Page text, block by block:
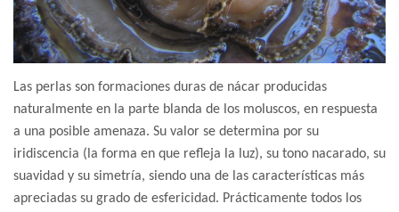
Las perlas son formaciones duras de nácar producidas
naturalmente en la parte blanda de los moluscos, en respuesta
a una posible amenaza. Su valor se determina por su
iridiscencia (la forma en que refleja la luz), su tono nacarado, su
suavidad y su simetría, siendo una de las características más
apreciadas su grado de esfericidad. Prácticamente todos los